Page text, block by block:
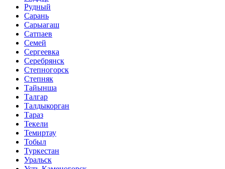
Рудный
Сарань
Сарыагаш
Сатпаев
Семей
Сергеевка
Серебрянск
Степногорск
Степняк
Тайынша
Талгар
Талдыкорган
Тараз
Текели
Темиртау
Тобыл
Туркестан
Уральск